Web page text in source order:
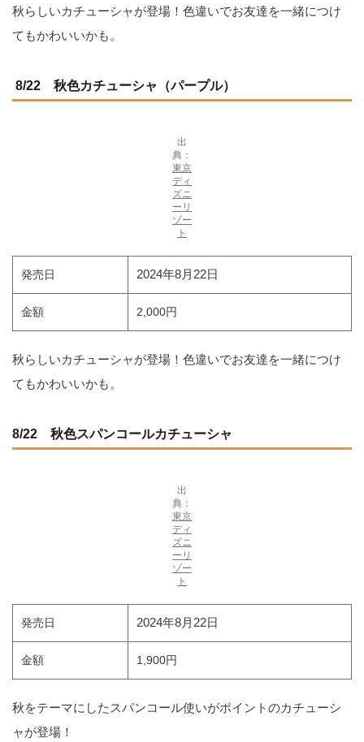
秋らしいカチューシャが登場！色違いでお友達を一緒につけ
てもかわいいかも。
8/22 秋色カチューシャ（パープル）
出
典：
東京
ディ
ズニ
ーリ
ゾー
ト
発売日 2024年8月22日
金額 2,000円
秋らしいカチューシャが登場！色違いでお友達を一緒につけ
てもかわいいかも。
8/22 秋色スパンコールカチューシャ
出
典：
東京
ディ
ズニ
ーリ
ゾー
ト
発売日 2024年8月22日
金額 1,900円
秋をテーマにしたスパンコール使いがポイントのカチューシ
ャが登場！